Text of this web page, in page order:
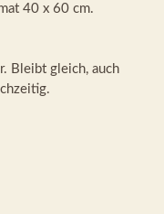
40 x 60 cm.
Bleibt gleich, auch